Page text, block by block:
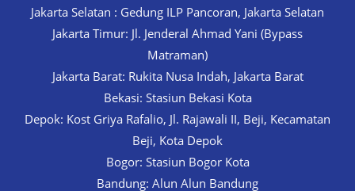
Jakarta Selatan : Gedung ILP Pancoran, Jakarta Selatan
Jakarta Timur: Jl. Jenderal Ahmad Yani (Bypass
Matraman)
Jakarta Barat: Rukita Nusa Indah, Jakarta Barat
Bekasi: Stasiun Bekasi Kota
Depok: Kost Griya Rafalio, Jl. Rajawali II, Beji, Kecamatan
Beji, Kota Depok
Bogor: Stasiun Bogor Kota
Bandung: Alun Alun Bandung